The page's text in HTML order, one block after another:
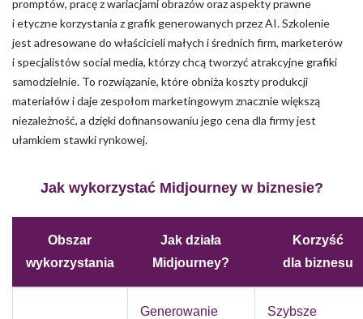
promptów, pracę z wariacjami obrazów oraz aspekty prawne
i etyczne korzystania z grafik generowanych przez AI. Szkolenie
jest adresowane do właścicieli małych i średnich firm, marketerów
i specjalistów social media, którzy chcą tworzyć atrakcyjne grafiki
samodzielnie. To rozwiązanie, które obniża koszty produkcji
materiałów i daje zespołom marketingowym znacznie większą
niezależność, a dzięki dofinansowaniu jego cena dla firmy jest
ułamkiem stawki rynkowej.
Jak wykorzystać Midjourney w biznesie?
Obszar
wykorzystania
Jak działa
Midjourney?
Korzyść
dla biznesu
Generowanie
Szybsze